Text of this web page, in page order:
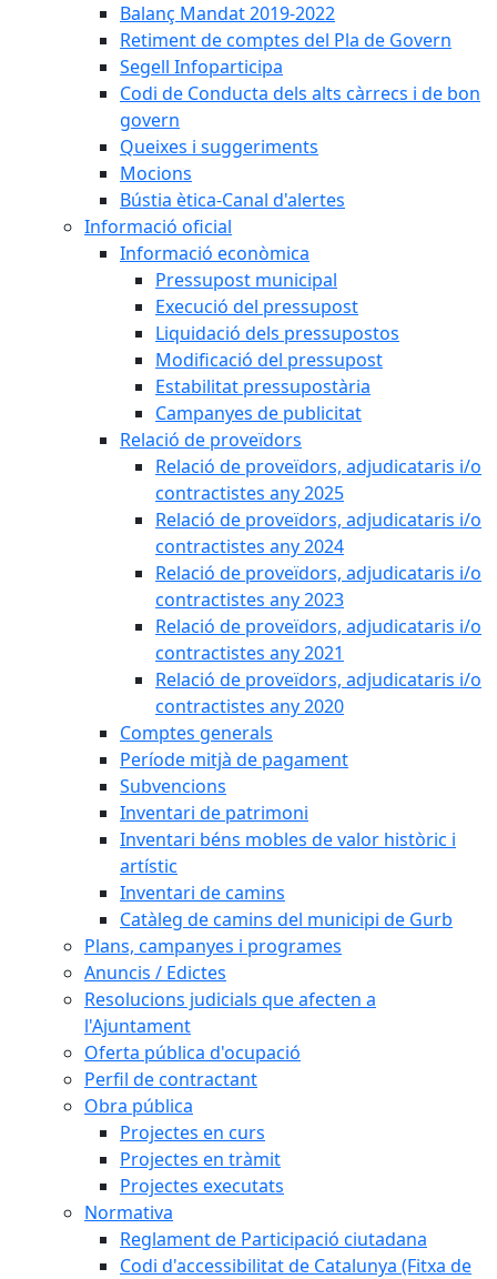
Balanç Mandat 2019-2022
Retiment de comptes del Pla de Govern
Segell Infoparticipa
Codi de Conducta dels alts càrrecs i de bon
govern
Queixes i suggeriments
Mocions
Bústia ètica-Canal d'alertes
Informació oficial
Informació econòmica
Pressupost municipal
Execució del pressupost
Liquidació dels pressupostos
Modificació del pressupost
Estabilitat pressupostària
Campanyes de publicitat
Relació de proveïdors
Relació de proveïdors, adjudicataris i/o
contractistes any 2025
Relació de proveïdors, adjudicataris i/o
contractistes any 2024
Relació de proveïdors, adjudicataris i/o
contractistes any 2023
Relació de proveïdors, adjudicataris i/o
contractistes any 2021
Relació de proveïdors, adjudicataris i/o
contractistes any 2020
Comptes generals
Període mitjà de pagament
Subvencions
Inventari de patrimoni
Inventari béns mobles de valor històric i
artístic
Inventari de camins
Catàleg de camins del municipi de Gurb
Plans, campanyes i programes
Anuncis / Edictes
Resolucions judicials que afecten a
l'Ajuntament
Oferta pública d'ocupació
Perfil de contractant
Obra pública
Projectes en curs
Projectes en tràmit
Projectes executats
Normativa
Reglament de Participació ciutadana
Codi d'accessibilitat de Catalunya (Fitxa de